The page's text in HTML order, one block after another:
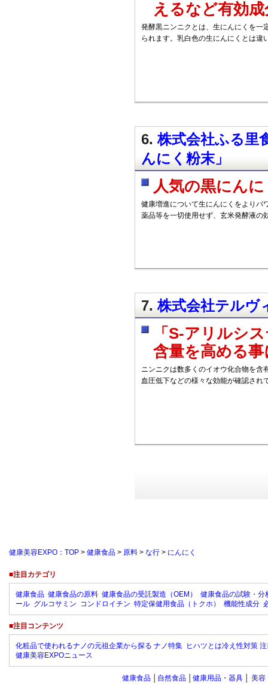
えるなど有効
発酵黒ニンニクとは、生にんにくを一
られます。乳白色の生にんにくとは違
6.株式会社ふる里
んにく粉末」
人気の黒にん
健康増進について生にんにくをよりパ
薬品等を一切使用せず、玄米発酵液の
7.株式会社テルヴ
「S-アリルシ
含量を高める
ニンニクは数多くのイオウ化合物を含
血圧低下などの様々な効能が確認され
健康美容EXPO：TOP > 健康食品 > 原料 > な行 > にんにく
■注目カテゴリ
健康食品 健康食品の原料 健康食品の受託製造（OEM）
健康食品の試験・分
ール グルコサミン コンドロイチン 特定保健用食品（トクホ） 機能性成分
■注目コンテンツ
化粧品で使われるナノの元祖企業から探る ナノ特集 ヒハツとは冷え性対策
健康美容EXPOニュース
健康食品 自然食品 健康用品・器具 美容